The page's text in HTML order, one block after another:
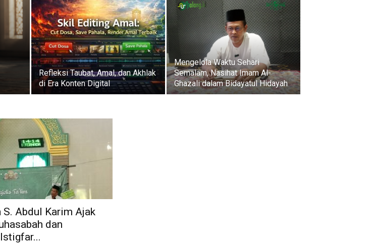
Refleksi Taubat, Amal, dan Akhlak
di Era Konten Digital
Mengelola Waktu Sehari
Semalam, Nasihat Imam Al-
Ghazali dalam Bidayatul Hidayah
S. Abdul Karim Ajak
dan